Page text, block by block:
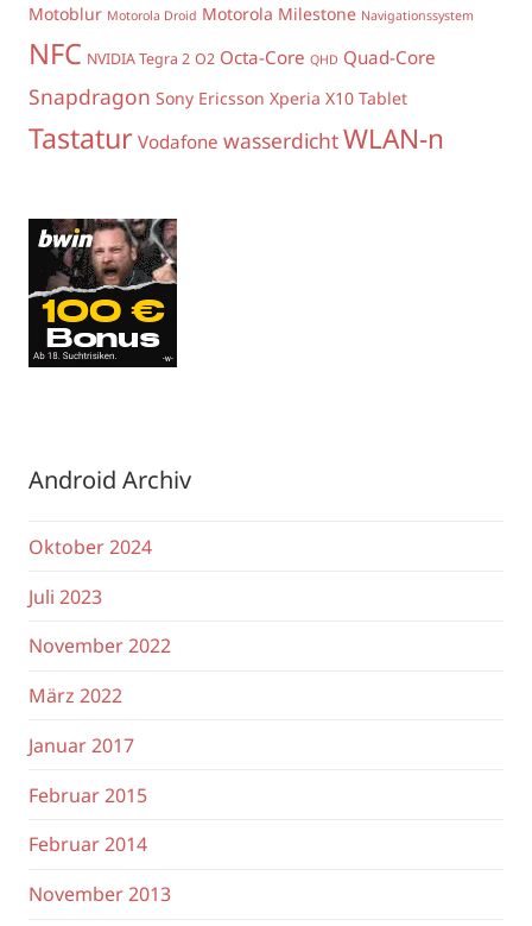
Motoblur Motorola Droid Motorola Milestone Navigationssystem
NFC NVIDIA Tegra 2 O2 Octa-Core QHD Quad-Core
Snapdragon Sony Ericsson Xperia X10 Tablet
Tastatur Vodafone wasserdichtWLAN-n
Android Archiv
Oktober 2024
Juli 2023
November 2022
März 2022
Januar 2017
Februar 2015
Februar 2014
November 2013